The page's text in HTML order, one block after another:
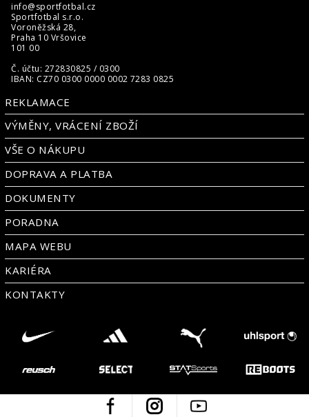
info@sportfotbal.cz
Sportfotbal s.r.o.
Voroněžská 28,
Praha 10 Vršovice
101 00
Č. účtu: 272830825 / 0300
IBAN: CZ70 0300 0000 0002 7283 0825
REKLAMACE
VÝMĚNY, VRÁCENÍ ZBOŽÍ
VŠE O NÁKUPU
DOPRAVA A PLATBA
DOKUMENTY
PORADNA
MAPA WEBU
KARIÉRA
KONTAKTY
Facebook Instagram